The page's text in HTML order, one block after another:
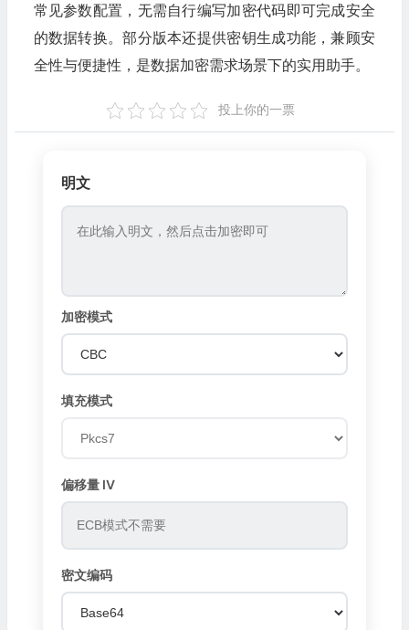
常见参数配置，无需自行编写加密代码即可完成安全
的数据转换。部分版本还提供密钥生成功能，兼顾安
全性与便捷性，是数据加密需求场景下的实用助手。
投上你的一票
明文
加密模式
填充模式
偏移量 IV
密文编码